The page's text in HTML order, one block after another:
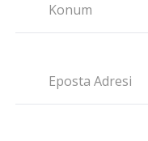
Konum
Eposta Adresi